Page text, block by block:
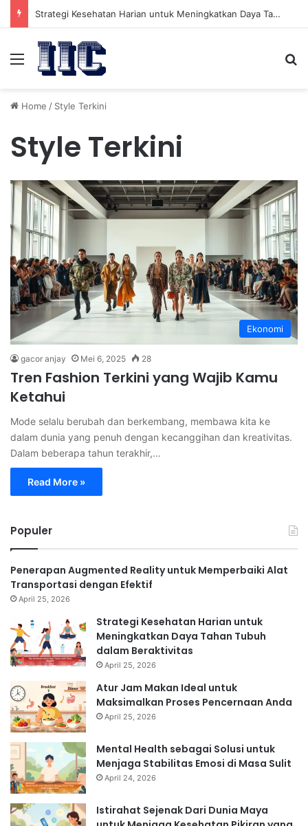
Strategi Kesehatan Harian untuk Meningkatkan Daya Tahan Tubuh dalam Beraktivitas
Menu
Home / Style Terkini
Style Terkini
Ekonomi
gacor anjay Mei 6, 2025 28
Tren Fashion Terkini yang Wajib Kamu
Ketahui
Mode selalu berubah dan berkembang, membawa kita ke
dalam dunia yang penuh dengan kecanggihan dan kreativitas.
Dalam beberapa tahun terakhir,…
Read More »
Populer
Penerapan Augmented Reality untuk Memperbaiki Alat
Transportasi dengan Efektif
April 25, 2026
Strategi Kesehatan Harian untuk
Meningkatkan Daya Tahan Tubuh
dalam Beraktivitas
April 25, 2026
Atur Jam Makan Ideal untuk
Maksimalkan Proses Pencernaan Anda
April 25, 2026
Mental Health sebagai Solusi untuk
Menjaga Stabilitas Emosi di Masa Sulit
April 24, 2026
Istirahat Sejenak Dari Dunia Maya